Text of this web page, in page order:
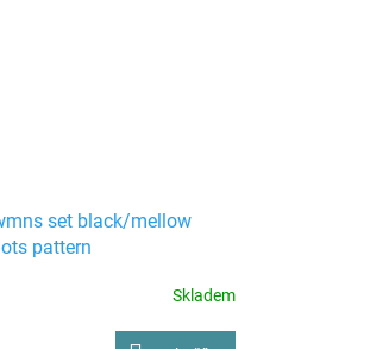
set black/mellow
pattern
Skladem